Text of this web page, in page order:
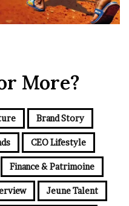
More?
Brand Story
CEO Lifestyle
Finance & Patrimoine
Jeune Talent